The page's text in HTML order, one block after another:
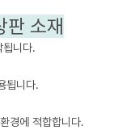
소재
됩니다.
됩니다.
경에 적합합니다.